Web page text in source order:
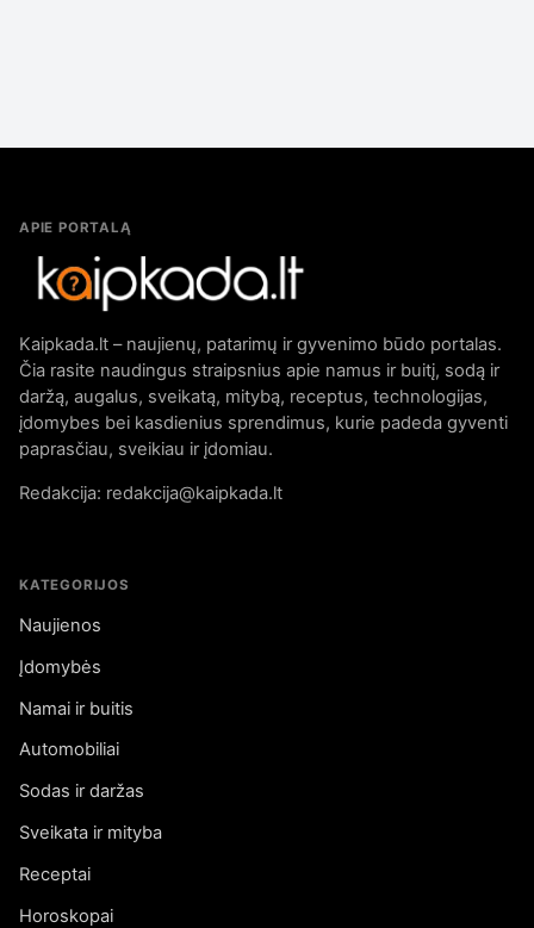
APIE PORTALĄ
Kaipkada.lt – naujienų, patarimų ir gyvenimo būdo portalas.
Čia rasite naudingus straipsnius apie namus ir buitį, sodą ir
daržą, augalus, sveikatą, mitybą, receptus, technologijas,
įdomybes bei kasdienius sprendimus, kurie padeda gyventi
paprasčiau, sveikiau ir įdomiau.
Redakcija: redakcija@kaipkada.lt
KATEGORIJOS
Naujienos
Įdomybės
Namai ir buitis
Automobiliai
Sodas ir daržas
Sveikata ir mityba
Receptai
Horoskopai